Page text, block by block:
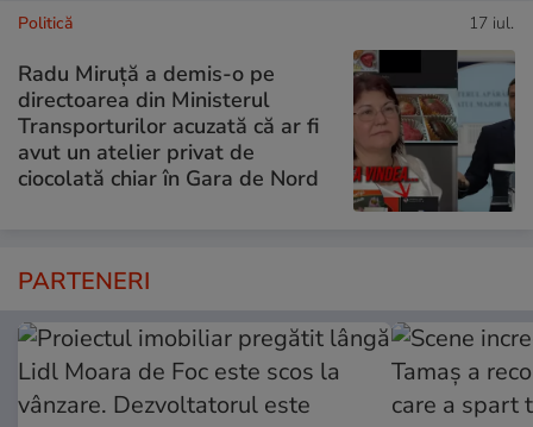
Politică 17 iul.
Radu Miruță a demis-o pe
directoarea din Ministerul
Transporturilor acuzată că ar fi
avut un atelier privat de
ciocolată chiar în Gara de Nord
PARTENERI